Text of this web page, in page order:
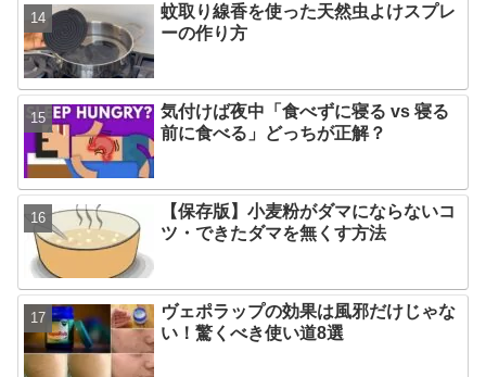
蚊取り線香を使った天然虫よけスプレ
ーの作り方
気付けば夜中「食べずに寝る vs 寝る
前に食べる」どっちが正解？
【保存版】小麦粉がダマにならないコ
ツ・できたダマを無くす方法
ヴェポラップの効果は風邪だけじゃな
い！驚くべき使い道8選